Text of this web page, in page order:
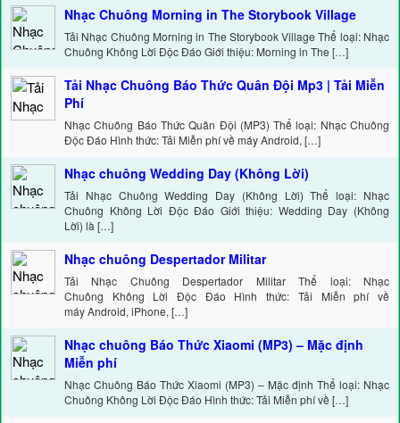
Nhạc Chuông Morning in The Storybook Village
Tải Nhạc Chuông Morning in The Storybook Village Thể loại: Nhạc
Chuông Không Lời Độc Đáo Giới thiệu: Morning in The […]
Tải Nhạc Chuông Báo Thức Quân Đội Mp3 | Tải Miễn
Phí
Nhạc Chuông Báo Thức Quân Đội (MP3) Thể loại: Nhạc Chuông
Độc Đáo Hình thức: Tải Miễn phí về máy Android, […]
Nhạc chuông Wedding Day (Không Lời)
Tải Nhạc Chuông Wedding Day (Không Lời) Thể loại: Nhạc
Chuông Không Lời Độc Đáo Giới thiệu: Wedding Day (Không
Lời) là […]
Nhạc chuông Despertador Militar
Tải Nhạc Chuông Despertador Militar Thể loại: Nhạc
Chuông Không Lời Độc Đáo Hình thức: Tải Miễn phí về
máy Android, iPhone, […]
Nhạc chuông Báo Thức Xiaomi (MP3) – Mặc định
Miễn phí
Nhạc Chuông Báo Thức Xiaomi (MP3) – Mặc định Thể loại: Nhạc
Chuông Không Lời Độc Đáo Hình thức: Tải Miễn phí về […]